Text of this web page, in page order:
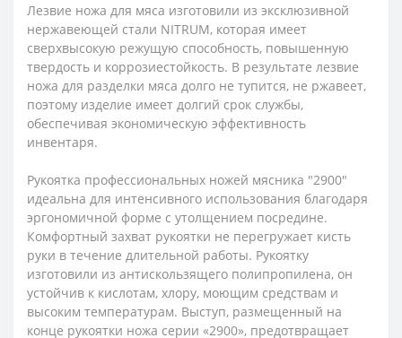
Лезвие ножа для мяса изготовили из эксклюзивной
нержавеющей стали NITRUM, которая имеет
сверхвысокую режущую способность, повышенную
твердость и коррозиестойкость. В результате лезвие
ножа для разделки мяса долго не тупится, не ржавеет,
поэтому изделие имеет долгий срок службы,
обеспечивая экономическую эффективность
инвентаря.
Рукоятка профессиональных ножей мясника "2900"
идеальна для интенсивного использования благодаря
эргономичной форме с утолщением посредине.
Комфортный захват рукоятки не перегружает кисть
руки в течение длительной работы. Рукоятку
изготовили из антискользящего полипропилена, он
устойчив к кислотам, хлору, моющим средствам и
высоким температурам. Выступ, размещенный на
конце рукоятки ножа серии «2900», предотвращает